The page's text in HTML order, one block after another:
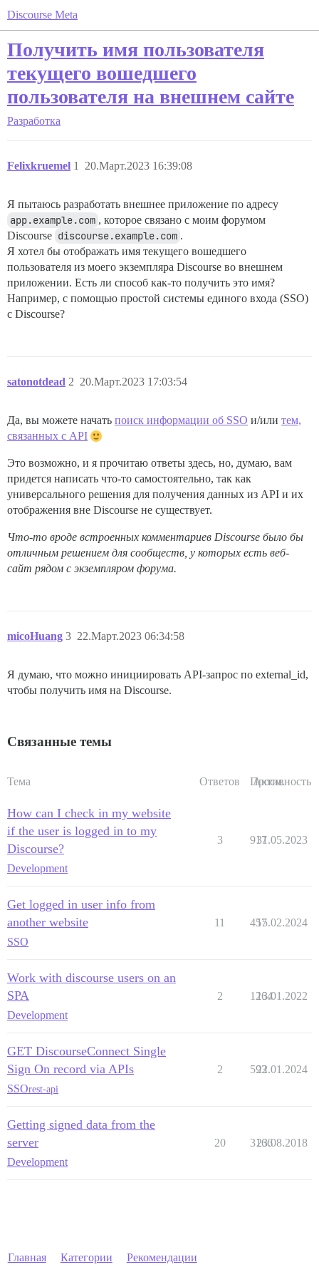
Discourse Meta
Получить имя пользователя
текущего вошедшего
пользователя на внешнем сайте
Разработка
Felixkruemel 20.Март.2023 16:39:08
1
Я пытаюсь разработать внешнее приложение по адресу
app.example.com , которое связано с моим форумом
Discourse discourse.example.com .
Я хотел бы отображать имя текущего вошедшего
пользователя из моего экземпляра Discourse во внешнем
приложении. Есть ли способ как-то получить это имя?
Например, с помощью простой системы единого входа (SSO)
с Discourse?
satonotdead 20.Март.2023 17:03:54
2
Да, вы можете начать поиск информации об SSO и/или тем,
связанных с API
Это возможно, и я прочитаю ответы здесь, но, думаю, вам
придется написать что-то самостоятельно, так как
универсального решения для получения данных из API и их
отображения вне Discourse не существует.
Что-то вроде встроенных комментариев Discourse было бы
отличным решением для сообществ, у которых есть веб-
сайт рядом с экземпляром форума.
micoHuang 22.Март.2023 06:34:58
3
Я думаю, что можно инициировать API-запрос по external_id,
чтобы получить имя на Discourse.
Связанные темы
Тема Ответов Просм.
Активность
How can I check in my website
if the user is logged in to my
Discourse?
Development
3 917
31.05.2023
Get logged in user info from
another website
SSO
11 457
15.02.2024
Work with discourse users on an
SPA
Development
2 1264
13.01.2022
GET DiscourseConnect Single
Sign On record via APIs
SSOrest-api
2 593
22.01.2024
Getting signed data from the
server
Development
20 3166
23.08.2018
Главная Категории Рекомендации